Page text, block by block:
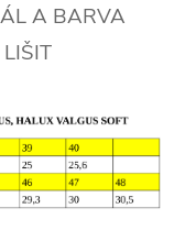
A BARVA